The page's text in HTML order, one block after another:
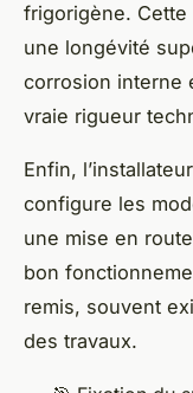
frigorigène.
une longévité
corrosion interne
vraie rigueur
Enfin,
configure les
une mise en
bon
remis, souvent
des travaux.